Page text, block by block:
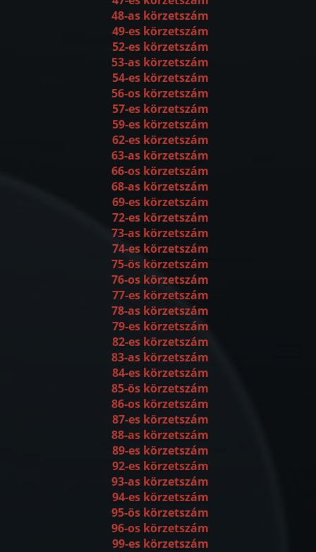
48-as körzetszám
49-es körzetszám
52-es körzetszám
53-as körzetszám
54-es körzetszám
56-os körzetszám
57-es körzetszám
59-es körzetszám
62-es körzetszám
63-as körzetszám
66-os körzetszám
68-as körzetszám
69-es körzetszám
72-es körzetszám
73-as körzetszám
74-es körzetszám
75-ös körzetszám
76-os körzetszám
77-es körzetszám
78-as körzetszám
79-es körzetszám
82-es körzetszám
83-as körzetszám
84-es körzetszám
85-ös körzetszám
86-os körzetszám
87-es körzetszám
88-as körzetszám
89-es körzetszám
92-es körzetszám
93-as körzetszám
94-es körzetszám
95-ös körzetszám
96-os körzetszám
99-es körzetszám